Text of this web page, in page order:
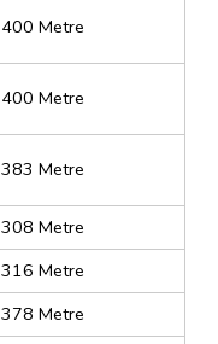
400 Metre
400 Metre
383 Metre
308 Metre
316 Metre
378 Metre